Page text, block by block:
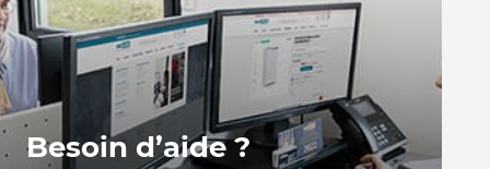
Besoin d’aide ?